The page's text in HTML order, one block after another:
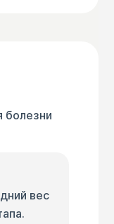
болезни
вес